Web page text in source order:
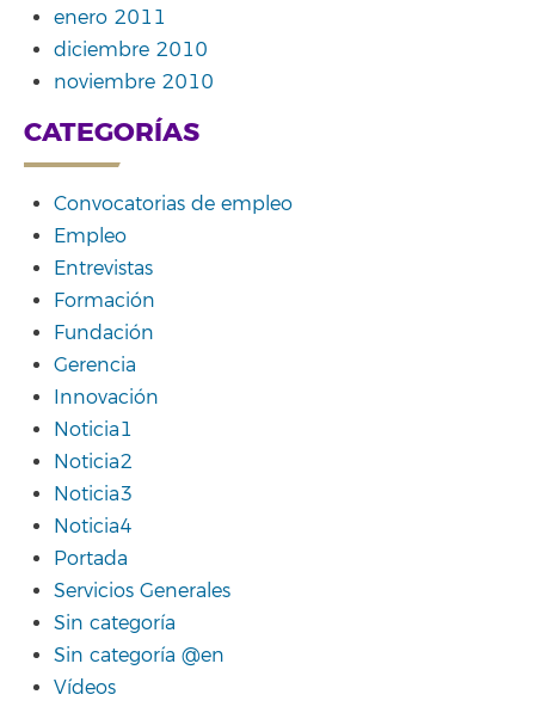
enero 2011
diciembre 2010
noviembre 2010
CATEGORÍAS
Convocatorias de empleo
Empleo
Entrevistas
Formación
Fundación
Gerencia
Innovación
Noticia1
Noticia2
Noticia3
Noticia4
Portada
Servicios Generales
Sin categoría
Sin categoría @en
Vídeos